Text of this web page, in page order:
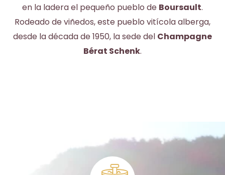
en la ladera el pequeño pueblo de Boursault.
Rodeado de viñedos, este pueblo vitícola alberga,
desde la década de 1950, la sede del Champagne
Bérat Schenk.